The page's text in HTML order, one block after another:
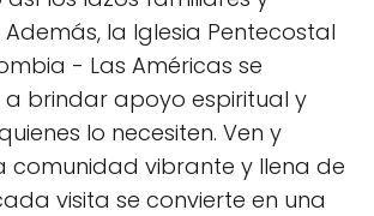
la Iglesia Pentecostal
- Las Américas se
brindar apoyo espiritual y
lo necesiten. Ven y
comunidad vibrante y llena de
visita se convierte en una